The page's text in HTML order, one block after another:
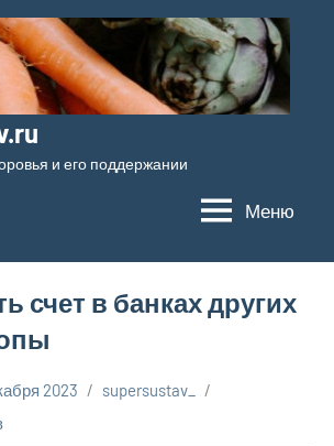
и его поддержании
Меню
счет в банках других
2023
supersustav_